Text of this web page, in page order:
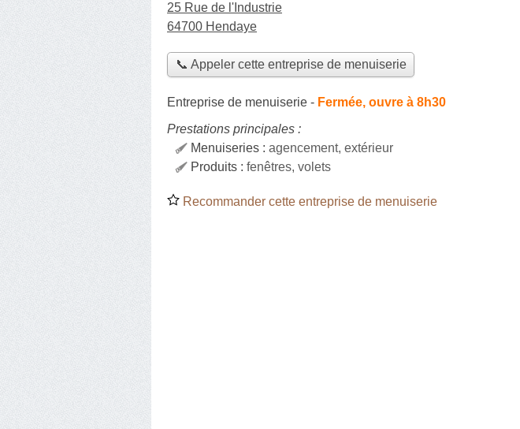
25 Rue de l'Industrie
64700 Hendaye
📞 Appeler cette entreprise de menuiserie
Entreprise de menuiserie - Fermée, ouvre à 8h30
Prestations principales :
Menuiseries : agencement, extérieur
Produits : fenêtres, volets
Recommander cette entreprise de menuiserie